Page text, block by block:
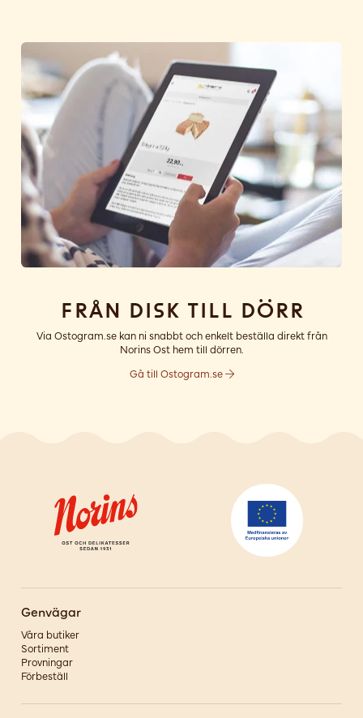
Från disk till dörr
Via Ostogram.se kan ni snabbt och enkelt beställa direkt från
Norins Ost hem till dörren.
Gå till Ostogram.se
Genvägar
Våra butiker
Sortiment
Provningar
Förbeställ